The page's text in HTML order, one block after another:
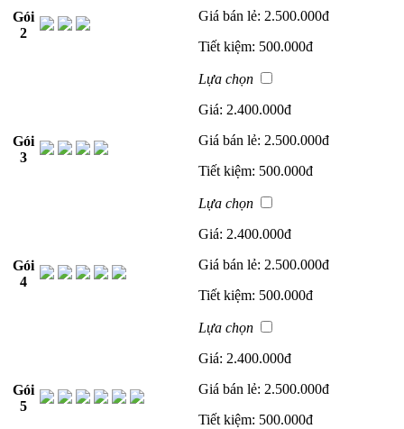
Gói
2
Giá bán lẻ: 2.500.000đ
Tiết kiệm: 500.000đ
Lựa chọn
Gói
3
Giá: 2.400.000đ
Giá bán lẻ: 2.500.000đ
Tiết kiệm: 500.000đ
Lựa chọn
Gói
4
Giá: 2.400.000đ
Giá bán lẻ: 2.500.000đ
Tiết kiệm: 500.000đ
Lựa chọn
Gói
5
Giá: 2.400.000đ
Giá bán lẻ: 2.500.000đ
Tiết kiệm: 500.000đ